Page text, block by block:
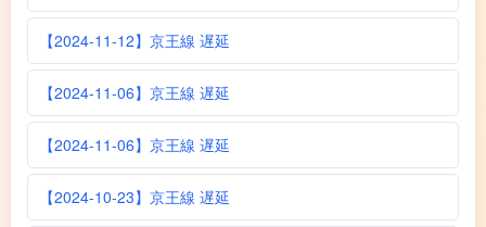
【2024-11-12】京王線 遅延
【2024-11-06】京王線 遅延
【2024-11-06】京王線 遅延
【2024-10-23】京王線 遅延